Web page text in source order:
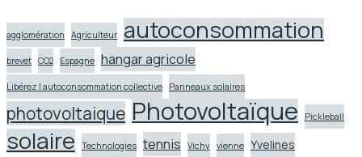
agglomération Agriculteur autoconsommation
brevet CO2 Espagne hangar agricole
Libérez l autoconsommation collective Panneaux solaires
photovoltaique Photovoltaïque Pickleball
solaire Technologies tennis Vichy vienne Yvelines